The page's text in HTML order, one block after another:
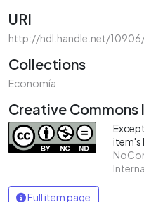
URI
http://hdl.handle.net/
Collections
Economía
Creative Commons
item's
Full item page